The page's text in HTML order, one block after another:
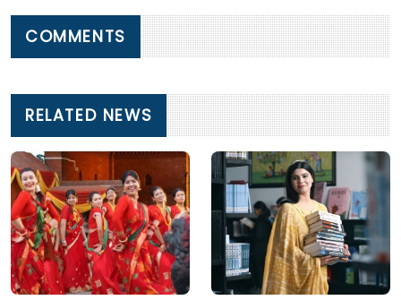
COMMENTS
RELATED NEWS